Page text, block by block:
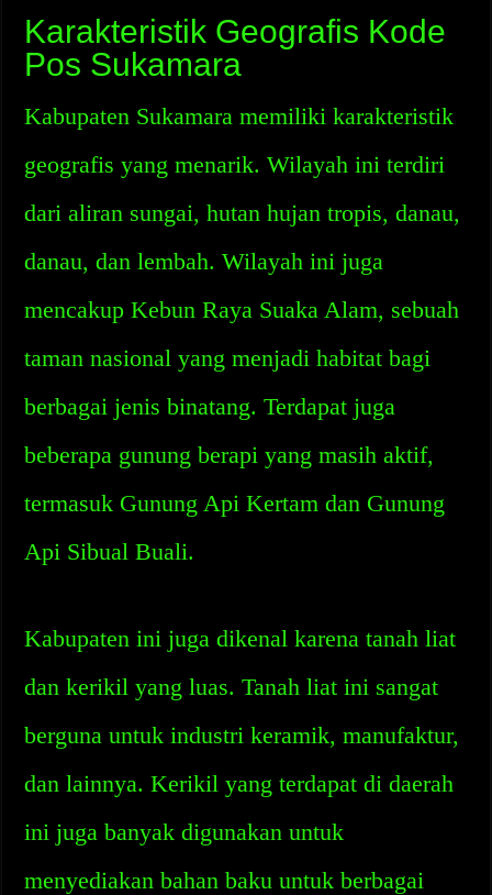
Karakteristik Geografis Kode
Pos Sukamara
Kabupaten Sukamara memiliki karakteristik
geografis yang menarik. Wilayah ini terdiri
dari aliran sungai, hutan hujan tropis, danau,
danau, dan lembah. Wilayah ini juga
mencakup Kebun Raya Suaka Alam, sebuah
taman nasional yang menjadi habitat bagi
berbagai jenis binatang. Terdapat juga
beberapa gunung berapi yang masih aktif,
termasuk Gunung Api Kertam dan Gunung
Api Sibual Buali.
Kabupaten ini juga dikenal karena tanah liat
dan kerikil yang luas. Tanah liat ini sangat
berguna untuk industri keramik, manufaktur,
dan lainnya. Kerikil yang terdapat di daerah
ini juga banyak digunakan untuk
menyediakan bahan baku untuk berbagai